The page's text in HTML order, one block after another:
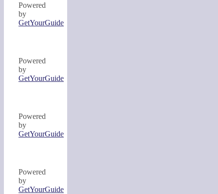
Powered
by
GetYourGuide
Powered
by
GetYourGuide
Powered
by
GetYourGuide
Powered
by
GetYourGuide